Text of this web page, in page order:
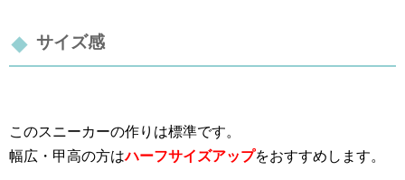
サイズ感
このスニーカーの作りは標準です。
幅広・甲高の方はハーフサイズアップをおすすめします。